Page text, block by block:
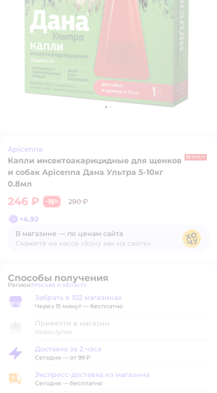
Apicenna
Капли инсектоакарицидные для щенков
и собак Apicenna Дана Ультра 5-10кг
0.8мл
246 ₽ −15%
290 ₽
+4,92
В магазине — по ценам сайта
Скажите на кассе «Хочу как на сайте»
Способы получения
Регион: Выбор адреса доставки.
Москва и область
Забрать в магазине
Забрать в 102 магазинах
Через 15 минут — бесплатно
Привезти в магазин
Недоступно
Доставка за 2 часа
Доставка за 2 часа
Сегодня — от 99 ₽
Экспресс-доставка из магазина
Экспресс-доставка из магазина
Сегодня — бесплатно